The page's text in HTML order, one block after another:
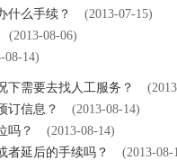
什么手续？
(2013-07-15)
(2013-08-06)
08-14)
下需要去找人工服务？
订信息？
(2013-08-14)
吗？
(2013-08-14)
者延后的手续吗？
(2013-08-